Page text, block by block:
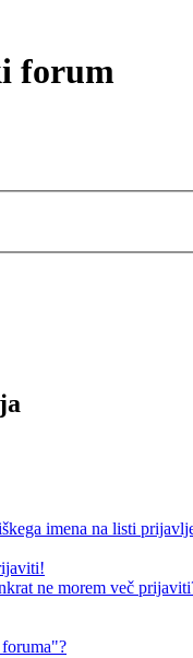
forum
imena na listi
ne morem več